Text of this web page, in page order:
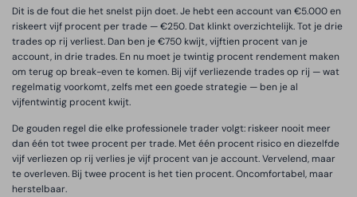
Dit is de fout die het snelst pijn doet. Je hebt een account van €5.000 en
riskeert vijf procent per trade — €250. Dat klinkt overzichtelijk. Tot je drie
trades op rij verliest. Dan ben je €750 kwijt, vijftien procent van je
account, in drie trades. En nu moet je twintig procent rendement maken
om terug op break-even te komen. Bij vijf verliezende trades op rij — wat
regelmatig voorkomt, zelfs met een goede strategie — ben je al
vijfentwintig procent kwijt.
De gouden regel die elke professionele trader volgt: riskeer nooit meer
dan één tot twee procent per trade. Met één procent risico en diezelfde
vijf verliezen op rij verlies je vijf procent van je account. Vervelend, maar
te overleven. Bij twee procent is het tien procent. Oncomfortabel, maar
herstelbaar.